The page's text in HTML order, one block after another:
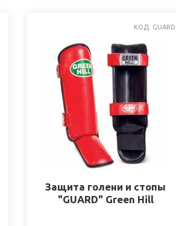
КОД: GUARD
Защита голени и стопы
"GUARD" Green Hill